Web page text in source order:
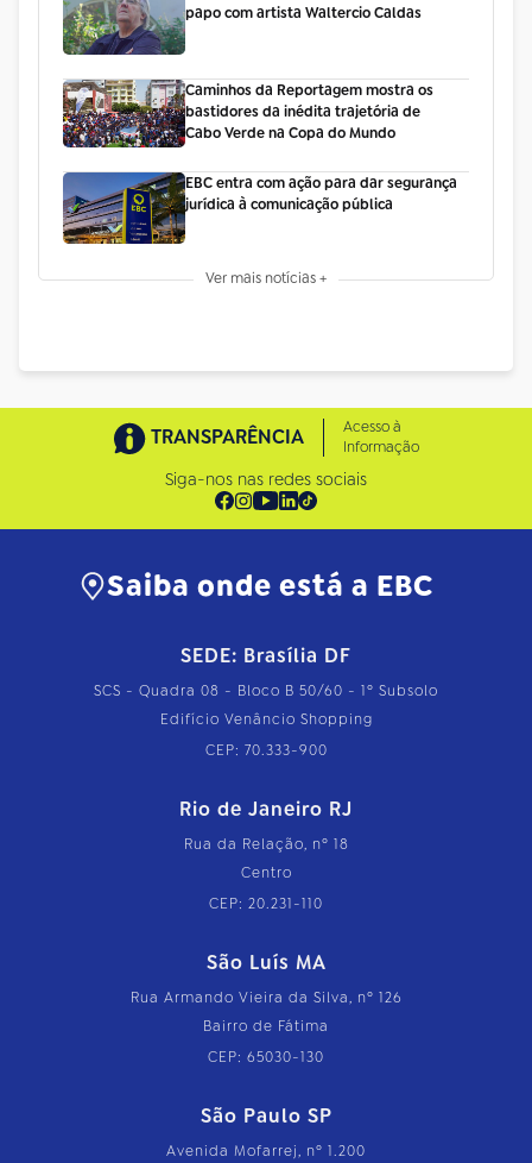
papo com artista Waltercio Caldas
Caminhos da Reportagem mostra os
bastidores da inédita trajetória de
Cabo Verde na Copa do Mundo
EBC entra com ação para dar segurança
jurídica à comunicação pública
Ver mais notícias +
TRANSPARÊNCIA
Acesso à
Informação
Siga-nos nas redes sociais
Saiba onde está a EBC
SEDE: Brasília DF
SCS - Quadra 08 - Bloco B 50/60 - 1º Subsolo
Edifício Venâncio Shopping
CEP: 70.333-900
Rio de Janeiro RJ
Rua da Relação, nº 18
Centro
CEP: 20.231-110
São Luís MA
Rua Armando Vieira da Silva, nº 126
Bairro de Fátima
CEP: 65030-130
São Paulo SP
Avenida Mofarrej, nº 1.200